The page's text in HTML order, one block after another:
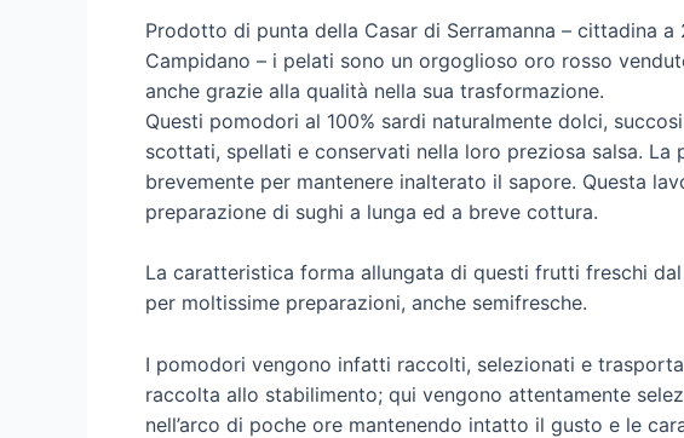
Prodotto di punta della Casar di Serramanna – cittadina
Campidano – i pelati sono un orgoglioso oro rosso
anche grazie alla qualità nella sua trasformazione.
Questi pomodori al 100% sardi naturalmente dolci,
scottati, spellati e conservati nella loro preziosa salsa. La
brevemente per mantenere inalterato il sapore. Questa
preparazione di sughi a lunga ed a breve cottura.
La caratteristica forma allungata di questi frutti freschi
per moltissime preparazioni, anche semifresche.
I pomodori vengono infatti raccolti, selezionati e
raccolta allo stabilimento; qui vengono attentamente
nell’arco di poche ore mantenendo intatto il gusto e le